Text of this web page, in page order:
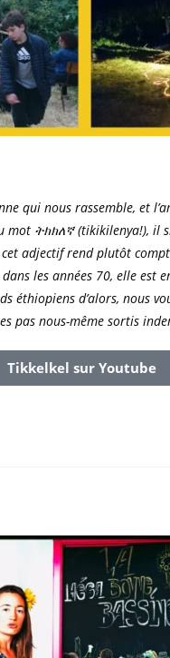
qui nous rassemble, et
ትክክለኛ (tikikilenya!), il
adjectif rend plutôt
les années 70, elle est
éthiopiens d’alors, nous
pas nous-même sortis
Tikkelkel sur Youtube